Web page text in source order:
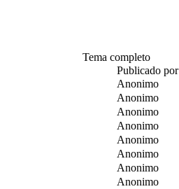
Tema completo
Publicado por
Anonimo
Anonimo
Anonimo
Anonimo
Anonimo
Anonimo
Anonimo
Anonimo